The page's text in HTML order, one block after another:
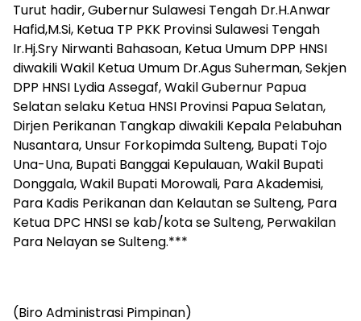
Turut hadir, Gubernur Sulawesi Tengah Dr.H.Anwar
Hafid,M.Si, Ketua TP PKK Provinsi Sulawesi Tengah
Ir.Hj.Sry Nirwanti Bahasoan, Ketua Umum DPP HNSI
diwakili Wakil Ketua Umum Dr.Agus Suherman, Sekjen
DPP HNSI Lydia Assegaf, Wakil Gubernur Papua
Selatan selaku Ketua HNSI Provinsi Papua Selatan,
Dirjen Perikanan Tangkap diwakili Kepala Pelabuhan
Nusantara, Unsur Forkopimda Sulteng, Bupati Tojo
Una-Una, Bupati Banggai Kepulauan, Wakil Bupati
Donggala, Wakil Bupati Morowali, Para Akademisi,
Para Kadis Perikanan dan Kelautan se Sulteng, Para
Ketua DPC HNSI se kab/kota se Sulteng, Perwakilan
Para Nelayan se Sulteng.***
(Biro Administrasi Pimpinan)